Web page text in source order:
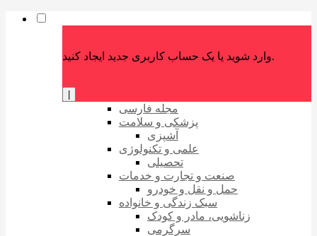
وارد شوید یا یک حساب کاربری جدید ایجاد کنید.
مجله فارسی
پزشکی و سلامت
آشپزی
علمی و تکنولوژی
تحصیلی
صنعت و تجارت و خدمات
حمل و نقل و خودرو
سبک زندگی و خانواده
زناشویی، مادر و کودک
سرگرمی